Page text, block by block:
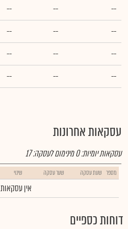
--
--
--
--
--
--
--
--
--
--
--
--
עסקאות אחרונות
עסקאות יומיות:0מינימום לעסקה:17
מספר שעת עסקה שער עסקה שינוי
אין עסקאות
דוחות כספיים